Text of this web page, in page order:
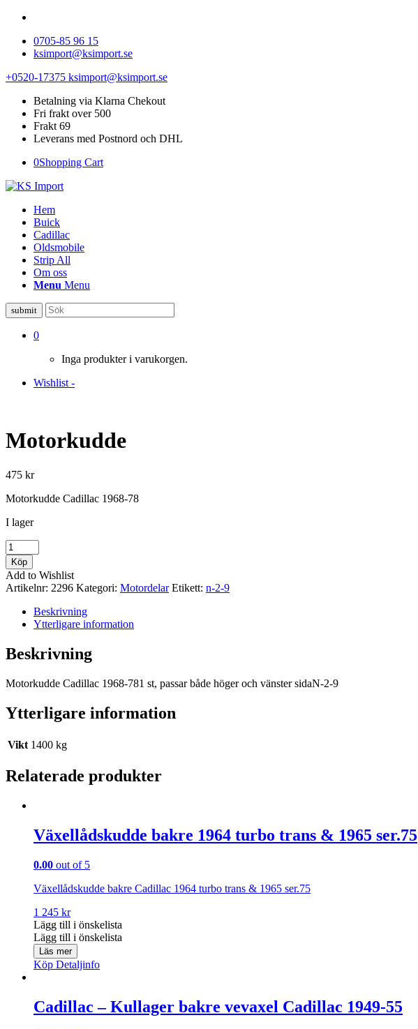
0705-85 96 15
ksimport@ksimport.se
+0520-17375 ksimport@ksimport.se
Betalning via Klarna Chekout
Fri frakt over 500
Frakt 69
Leverans med Postnord och DHL
0Shopping Cart
Hem
Buick
Cadillac
Oldsmobile
Strip All
Om oss
Menu Menu
0
Inga produkter i varukorgen.
Wishlist -
Motorkudde
475 kr
Motorkudde Cadillac 1968-78
I lager
Motorkudde
mängd
Köp
Add to Wishlist
Artikelnr: 2296 Kategori: Motordelar Etikett: n-2-9
Beskrivning
Ytterligare information
Beskrivning
Motorkudde Cadillac 1968-781 st, passar både höger och vänster sidaN-2-9
Ytterligare information
Vikt 1400 kg
Relaterade produkter
Växellådskudde bakre 1964 turbo trans & 1965 ser.75
0.00 out of 5
Växellådskudde bakre Cadillac 1964 turbo trans & 1965 ser.75
1 245 kr
Lägg till i önskelista
Lägg till i önskelista
Läs mer
Köp Detaljinfo
Cadillac – Kullager bakre vevaxel Cadillac 1949-55